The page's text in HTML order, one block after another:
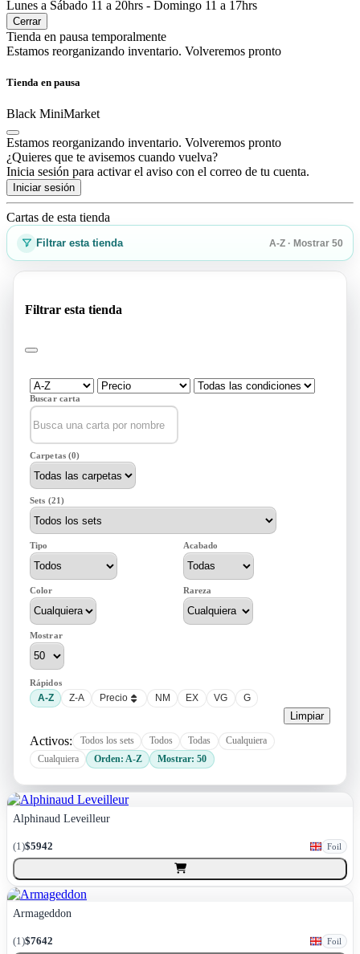
Lunes a Sábado 11 a 20hrs - Domingo 11 a 17hrs
Cerrar
Tienda en pausa temporalmente
Estamos reorganizando inventario. Volveremos pronto
Tienda en pausa
Black MiniMarket
Estamos reorganizando inventario. Volveremos pronto
¿Quieres que te avisemos cuando vuelva?
Inicia sesión para activar el aviso con el correo de tu cuenta.
Iniciar sesión
Cartas de esta tienda
Filtrar esta tienda A-Z · Mostrar 50
Filtrar esta tienda
Buscar carta
Carpetas (0)
Sets (21)
Tipo Acabado
Color Rareza
Mostrar
Rápidos
A-Z Z-A Precio NM EX VG G
Limpiar
Activos: Todos los sets Todos Todas
Cualquiera
Cualquiera
Orden: A-Z Mostrar: 50
Alphinaud Leveilleur
(1)$5942 Foil
Armageddon
(1)$7642 Foil